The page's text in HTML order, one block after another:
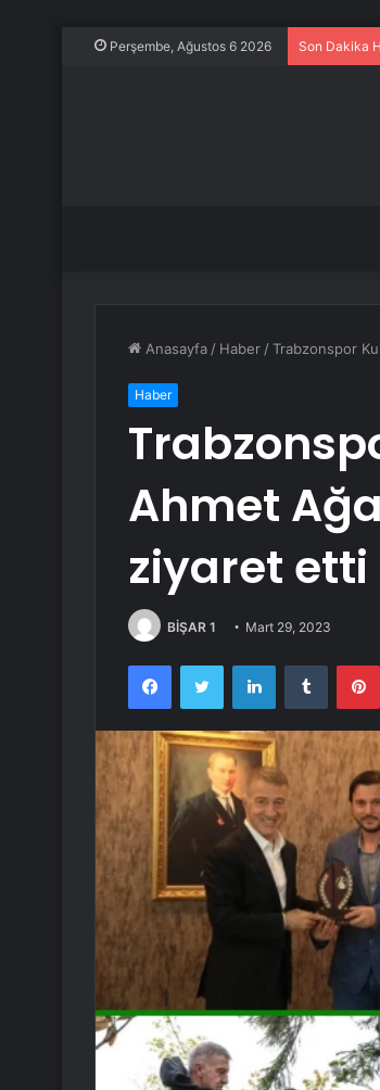
Perşembe, Ağustos 6 2026 Son Dakika
Anasayfa / Haber /Trabzonspor
Haber
Ahmet
ziyaret etti
BİŞAR 1 Mart 29, 2023
FacebookTwitter LinkedInTumblr